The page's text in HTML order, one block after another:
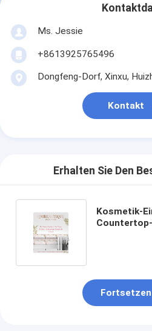
Ms. Jessie
+8613925765496
Dongfeng-Dorf, Xinxu,
Kontakt
Erhalten Sie Den
Kosmetik-
Fortsetzen